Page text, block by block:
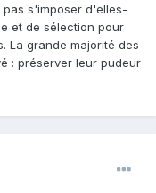
s'imposer d'elles-
et de sélection pour
La grande majorité des
: préserver leur pudeur